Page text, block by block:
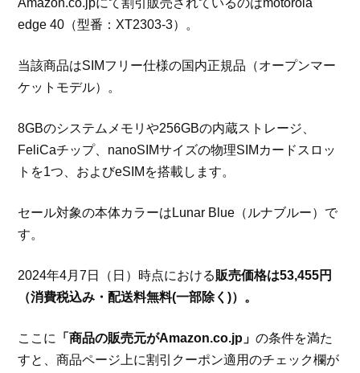
Amazon.co.jpにて割引販売されているのはmotorola
edge 40（型番：XT2303-3）。
当該商品はSIMフリー仕様の国内正規品（オープンマー
ケットモデル）。
8GBのシステムメモリや256GBの内蔵ストレージ、
FeliCaチップ、nanoSIMサイズの物理SIMカードスロッ
トを1つ、およびeSIMを搭載します。
セール対象の本体カラーはLunar Blue（ルナブルー）で
す。
2024年4月7日（日）時点における販売価格は53,455円
（消費税込み・配送料無料(一部除く)）。
ここに 「商品の販売元がAmazon.co.jp」の条件を満た
すと、商品ページ上に割引クーポン適用のチェック欄が